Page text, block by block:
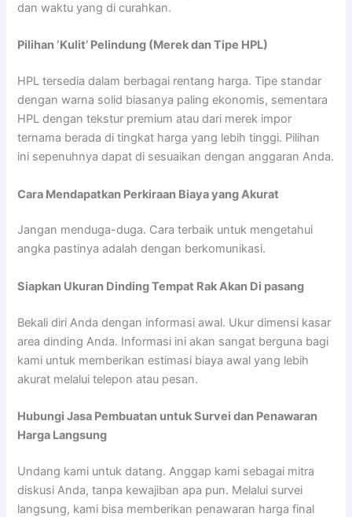
dan waktu yang di curahkan.
Pilihan ‘Kulit’ Pelindung (Merek dan Tipe HPL)
HPL tersedia dalam berbagai rentang harga. Tipe standar
dengan warna solid biasanya paling ekonomis, sementara
HPL dengan tekstur premium atau dari merek impor
ternama berada di tingkat harga yang lebih tinggi. Pilihan
ini sepenuhnya dapat di sesuaikan dengan anggaran Anda.
Cara Mendapatkan Perkiraan Biaya yang Akurat
Jangan menduga-duga. Cara terbaik untuk mengetahui
angka pastinya adalah dengan berkomunikasi.
Siapkan Ukuran Dinding Tempat Rak Akan Di pasang
Bekali diri Anda dengan informasi awal. Ukur dimensi kasar
area dinding Anda. Informasi ini akan sangat berguna bagi
kami untuk memberikan estimasi biaya awal yang lebih
akurat melalui telepon atau pesan.
Hubungi Jasa Pembuatan untuk Survei dan Penawaran
Harga Langsung
Undang kami untuk datang. Anggap kami sebagai mitra
diskusi Anda, tanpa kewajiban apa pun. Melalui survei
langsung, kami bisa memberikan penawaran harga final